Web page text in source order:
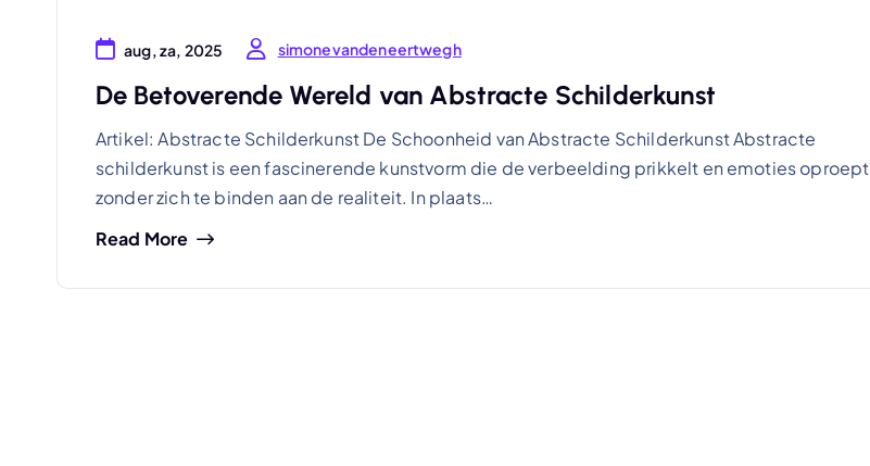
aug, za, 2025 simonevandeneertwegh
De Betoverende Wereld van Abstracte Schilderkunst
Artikel: Abstracte Schilderkunst De Schoonheid van Abstracte Schilderkunst Abstracte
schilderkunst is een fascinerende kunstvorm die de verbeelding prikkelt en emoties oproept
zonder zich te binden aan de realiteit. In plaats…
Read More